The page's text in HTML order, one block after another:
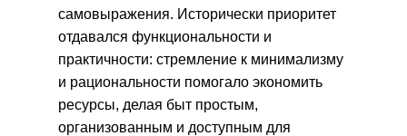
самовыражения. Исторически приоритет
отдавался функциональности и
практичности: стремление к минимализму
и рациональности помогало экономить
ресурсы, делая быт простым,
организованным и доступным для